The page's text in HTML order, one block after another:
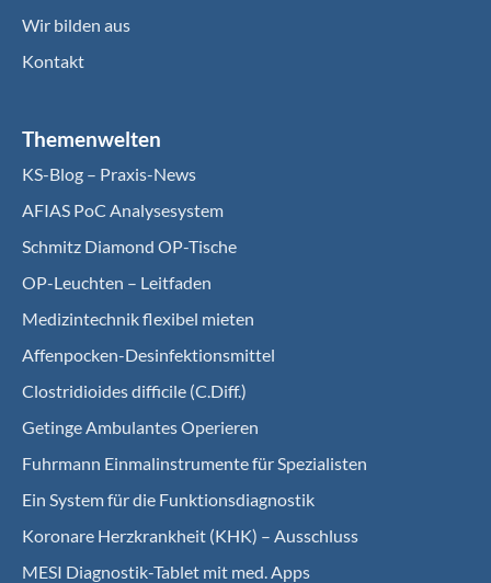
Wir bilden aus
Kontakt
Themenwelten
KS-Blog – Praxis-News
AFIAS PoC Analysesystem
Schmitz Diamond OP-Tische
OP-Leuchten – Leitfaden
Medizintechnik flexibel mieten
Affenpocken-Desinfektionsmittel
Clostridioides difficile (C.Diff.)
Getinge Ambulantes Operieren
Fuhrmann Einmalinstrumente für Spezialisten
Ein System für die Funktionsdiagnostik
Koro­nare Herz­krank­heit (KHK) – Ausschluss
MESI Diagnostik-Tablet mit med. Apps